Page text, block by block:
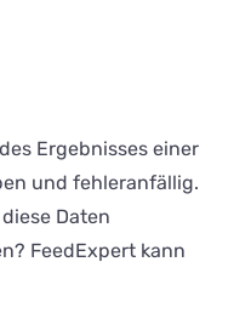
Ergebnisses einer
und fehleranfällig.
Daten
FeedExpert kann